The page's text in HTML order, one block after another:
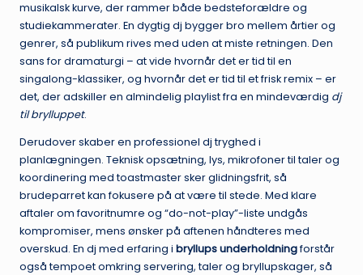
musikalsk kurve, der rammer både bedsteforældre og
studiekammerater. En dygtig dj bygger bro mellem årtier og
genrer, så publikum rives med uden at miste retningen. Den
sans for dramaturgi – at vide hvornår det er tid til en
singalong-klassiker, og hvornår det er tid til et frisk remix – er
det, der adskiller en almindelig playlist fra en mindeværdig dj
til brylluppet.
Derudover skaber en professionel dj tryghed i
planlægningen. Teknisk opsætning, lys, mikrofoner til taler og
koordinering med toastmaster sker glidningsfrit, så
brudeparret kan fokusere på at være til stede. Med klare
aftaler om favoritnumre og “do-not-play”-liste undgås
kompromiser, mens ønsker på aftenen håndteres med
overskud. En dj med erfaring i bryllups underholdningforstår
også tempoet omkring servering, taler og bryllupskager, så